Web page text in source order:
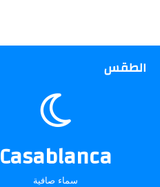
الطقس
Casablanca
سماء صافية